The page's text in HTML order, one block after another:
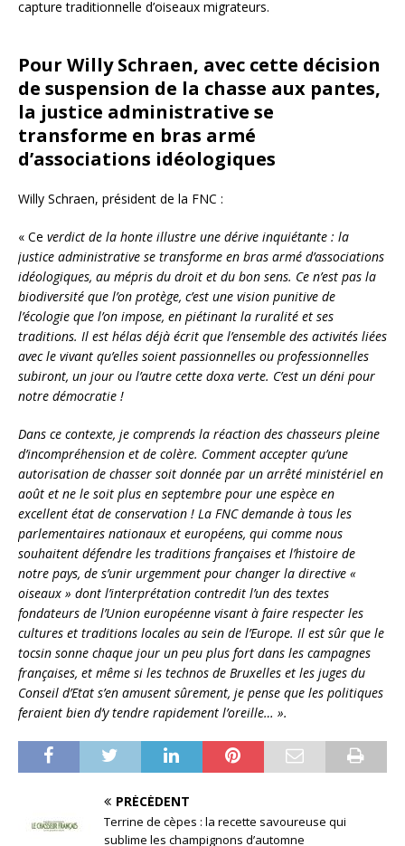
capture traditionnelle d’oiseaux migrateurs.
Pour Willy Schraen, avec cette décision
de suspension de la chasse aux pantes,
la justice administrative se
transforme en bras armé
d’associations idéologiques
Willy Schraen, président de la FNC :
« Ce verdict de la honte illustre une dérive inquiétante : la
justice administrative se transforme en bras armé d’associations
idéologiques, au mépris du droit et du bon sens. Ce n’est pas la
biodiversité que l’on protège, c’est une vision punitive de
l’écologie que l’on impose, en piétinant la ruralité et ses
traditions. Il est hélas déjà écrit que l’ensemble des activités liées
avec le vivant qu’elles soient passionnelles ou professionnelles
subiront, un jour ou l’autre cette doxa verte. C’est un déni pour
notre démocratie !
Dans ce contexte, je comprends la réaction des chasseurs pleine
d’incompréhension et de colère. Comment accepter qu’une
autorisation de chasser soit donnée par un arrêté ministériel en
août et ne le soit plus en septembre pour une espèce en
excellent état de conservation ! La FNC demande à tous les
parlementaires nationaux et européens, qui comme nous
souhaitent défendre les traditions françaises et l’histoire de
notre pays, de s’unir urgemment pour changer la directive «
oiseaux » dont l’interprétation contredit l’un des textes
fondateurs de l’Union européenne visant à faire respecter les
cultures et traditions locales au sein de l’Europe. Il est sûr que le
tocsin sonne chaque jour un peu plus fort dans les campagnes
françaises, et même si les technos de Bruxelles et les juges du
Conseil d’Etat s’en amusent sûrement, je pense que les politiques
feraient bien d’y tendre rapidement l’oreille… ».
PRÉCÉDENT
Terrine de cèpes : la recette savoureuse qui
sublime les champignons d’automne